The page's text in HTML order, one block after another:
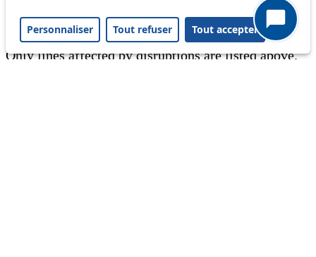
Reset filters
Only lines affected by disruptions are listed above.
Personnaliser Tout refuser Tout accepter